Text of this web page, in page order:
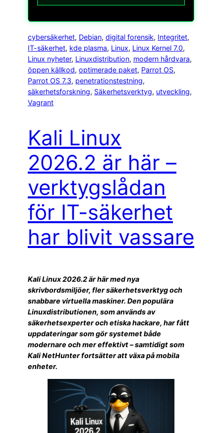
cybersäkerhet, Debian, digital forensik, Integritet
IT-säkerhet, kde plasma, Linux, Linux Kernel 7.0
Linux nyheter, Linuxdistribution, modern hårdvara
öppen källkod, optimerade paket, Parrot OS
Parrot OS 7.3, penetrationstestning
säkerhetsforskning, Säkerhetsverktyg, utveckling
Vagrant
Kali Linux
2026.2 är här –
verktygslådan
för IT-säkerhet
har blivit vassare
Kali Linux 2026.2 är här med nya
skrivbordsmiljöer, fler säkerhetsverktyg och
snabbare virtuella maskiner. Den populära
Linuxdistributionen, som används av
säkerhetsexperter och etiska hackare, har fått
uppdateringar som gör systemet både
modernare och mer effektivt – samtidigt som
Kali NetHunter fortsätter att växa på mobila
enheter.